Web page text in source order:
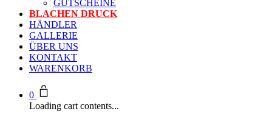
GUTSCHEINE
BLACHEN DRUCK
HÄNDLER
GALLERIE
ÜBER UNS
KONTAKT
WARENKORB
0
Loading cart contents...